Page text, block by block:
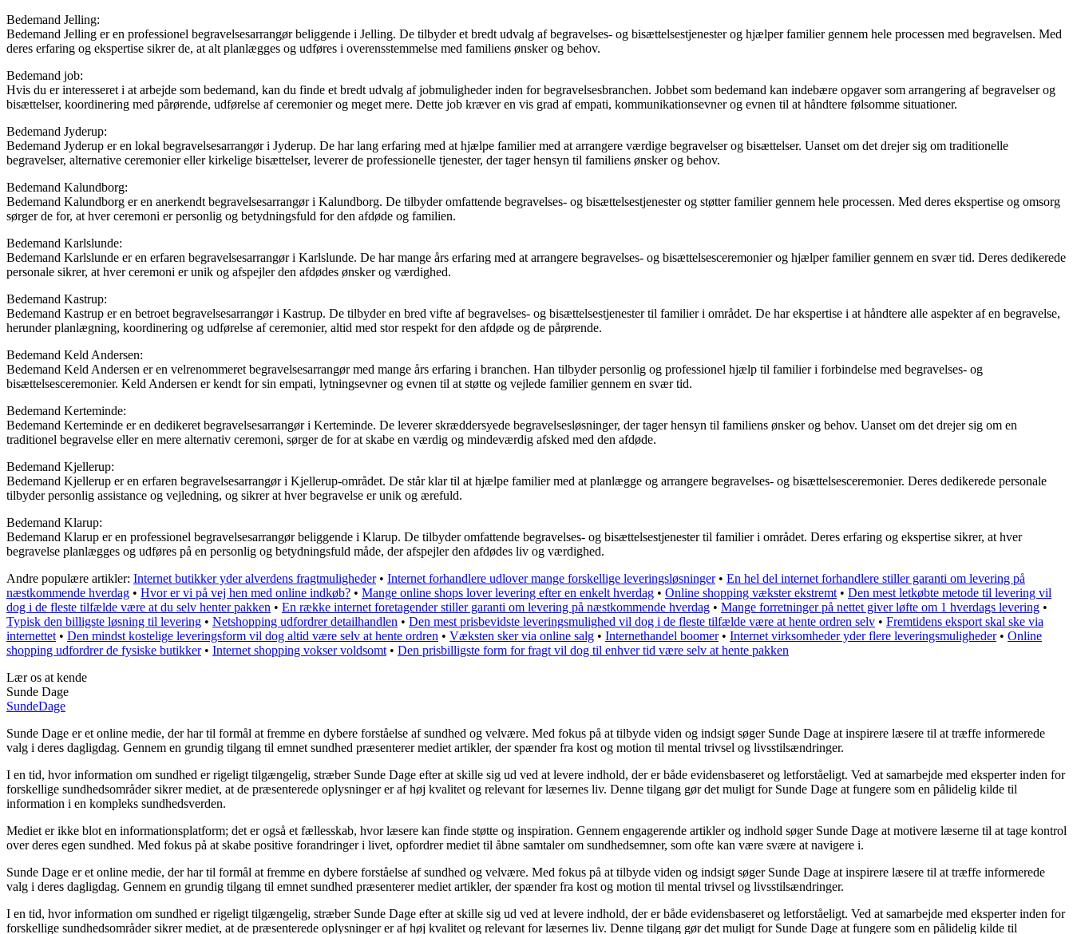
Bedemand Jelling:
Bedemand Jelling er en professionel begravelsesarrangør beliggende i Jelling. De tilbyder et bredt udvalg af begravelses- og bisættelsestjenester og hjælper familier gennem hele processen med begravelsen. Med
deres erfaring og ekspertise sikrer de, at alt planlægges og udføres i overensstemmelse med familiens ønsker og behov.
Bedemand job:
Hvis du er interesseret i at arbejde som bedemand, kan du finde et bredt udvalg af jobmuligheder inden for begravelsesbranchen. Jobbet som bedemand kan indebære opgaver som arrangering af begravelser og
bisættelser, koordinering med pårørende, udførelse af ceremonier og meget mere. Dette job kræver en vis grad af empati, kommunikationsevner og evnen til at håndtere følsomme situationer.
Bedemand Jyderup:
Bedemand Jyderup er en lokal begravelsesarrangør i Jyderup. De har lang erfaring med at hjælpe familier med at arrangere værdige begravelser og bisættelser. Uanset om det drejer sig om traditionelle
begravelser, alternative ceremonier eller kirkelige bisættelser, leverer de professionelle tjenester, der tager hensyn til familiens ønsker og behov.
Bedemand Kalundborg:
Bedemand Kalundborg er en anerkendt begravelsesarrangør i Kalundborg. De tilbyder omfattende begravelses- og bisættelsestjenester og støtter familier gennem hele processen. Med deres ekspertise og omsorg
sørger de for, at hver ceremoni er personlig og betydningsfuld for den afdøde og familien.
Bedemand Karlslunde:
Bedemand Karlslunde er en erfaren begravelsesarrangør i Karlslunde. De har mange års erfaring med at arrangere begravelses- og bisættelsesceremonier og hjælper familier gennem en svær tid. Deres dedikerede
personale sikrer, at hver ceremoni er unik og afspejler den afdødes ønsker og værdighed.
Bedemand Kastrup:
Bedemand Kastrup er en betroet begravelsesarrangør i Kastrup. De tilbyder en bred vifte af begravelses- og bisættelsestjenester til familier i området. De har ekspertise i at håndtere alle aspekter af en begravelse,
herunder planlægning, koordinering og udførelse af ceremonier, altid med stor respekt for den afdøde og de pårørende.
Bedemand Keld Andersen:
Bedemand Keld Andersen er en velrenommeret begravelsesarrangør med mange års erfaring i branchen. Han tilbyder personlig og professionel hjælp til familier i forbindelse med begravelses- og
bisættelsesceremonier. Keld Andersen er kendt for sin empati, lytningsevner og evnen til at støtte og vejlede familier gennem en svær tid.
Bedemand Kerteminde:
Bedemand Kerteminde er en dedikeret begravelsesarrangør i Kerteminde. De leverer skræddersyede begravelsesløsninger, der tager hensyn til familiens ønsker og behov. Uanset om det drejer sig om en
traditionel begravelse eller en mere alternativ ceremoni, sørger de for at skabe en værdig og mindeværdig afsked med den afdøde.
Bedemand Kjellerup:
Bedemand Kjellerup er en erfaren begravelsesarrangør i Kjellerup-området. De står klar til at hjælpe familier med at planlægge og arrangere begravelses- og bisættelsesceremonier. Deres dedikerede personale
tilbyder personlig assistance og vejledning, og sikrer at hver begravelse er unik og ærefuld.
Bedemand Klarup:
Bedemand Klarup er en professionel begravelsesarrangør beliggende i Klarup. De tilbyder omfattende begravelses- og bisættelsestjenester til familier i området. Deres erfaring og ekspertise sikrer, at hver
begravelse planlægges og udføres på en personlig og betydningsfuld måde, der afspejler den afdødes liv og værdighed.
Andre populære artikler: Internet butikker yder alverdens fragtmuligheder• Internet forhandlere udlover mange forskellige leveringsløsninger• En hel del internet forhandlere stiller garanti om levering på
næstkommende hverdag • Hvor er vi på vej hen med online indkøb? • Mange online shops lover levering efter en enkelt hverdag • Online shopping vækster ekstremt • Den mest letkøbte metode til levering vil
dog i de fleste tilfælde være at du selv henter pakken • En række internet foretagender stiller garanti om levering på næstkommende hverdag • Mange forretninger på nettet giver løfte om 1 hverdags levering •
Typisk den billigste løsning til levering • Netshopping udfordrer detailhandlen • Den mest prisbevidste leveringsmulighed vil dog i de fleste tilfælde være at hente ordren selv • Fremtidens eksport skal ske via
internettet • Den mindst kostelige leveringsform vil dog altid være selv at hente ordren • Væksten sker via online salg • Internethandel boomer• Internet virksomheder yder flere leveringsmuligheder• Online
shopping udfordrer de fysiske butikker• Internet shopping vokser voldsomt • Den prisbilligste form for fragt vil dog til enhver tid være selv at hente pakken
Lær os at kende
Sunde Dage
SundeDage
Sunde Dage er et online medie, der har til formål at fremme en dybere forståelse af sundhed og velvære. Med fokus på at tilbyde viden og indsigt søger Sunde Dage at inspirere læsere til at træffe informerede
valg i deres dagligdag. Gennem en grundig tilgang til emnet sundhed præsenterer mediet artikler, der spænder fra kost og motion til mental trivsel og livsstilsændringer.
I en tid, hvor information om sundhed er rigeligt tilgængelig, stræber Sunde Dage efter at skille sig ud ved at levere indhold, der er både evidensbaseret og letforståeligt. Ved at samarbejde med eksperter inden for
forskellige sundhedsområder sikrer mediet, at de præsenterede oplysninger er af høj kvalitet og relevant for læsernes liv. Denne tilgang gør det muligt for Sunde Dage at fungere som en pålidelig kilde til
information i en kompleks sundhedsverden.
Mediet er ikke blot en informationsplatform; det er også et fællesskab, hvor læsere kan finde støtte og inspiration. Gennem engagerende artikler og indhold søger Sunde Dage at motivere læserne til at tage kontrol
over deres egen sundhed. Med fokus på at skabe positive forandringer i livet, opfordrer mediet til åbne samtaler om sundhedsemner, som ofte kan være svære at navigere i.
Sunde Dage er et online medie, der har til formål at fremme en dybere forståelse af sundhed og velvære. Med fokus på at tilbyde viden og indsigt søger Sunde Dage at inspirere læsere til at træffe informerede
valg i deres dagligdag. Gennem en grundig tilgang til emnet sundhed præsenterer mediet artikler, der spænder fra kost og motion til mental trivsel og livsstilsændringer.
I en tid, hvor information om sundhed er rigeligt tilgængelig, stræber Sunde Dage efter at skille sig ud ved at levere indhold, der er både evidensbaseret og letforståeligt. Ved at samarbejde med eksperter inden for
forskellige sundhedsområder sikrer mediet, at de præsenterede oplysninger er af høj kvalitet og relevant for læsernes liv. Denne tilgang gør det muligt for Sunde Dage at fungere som en pålidelig kilde til